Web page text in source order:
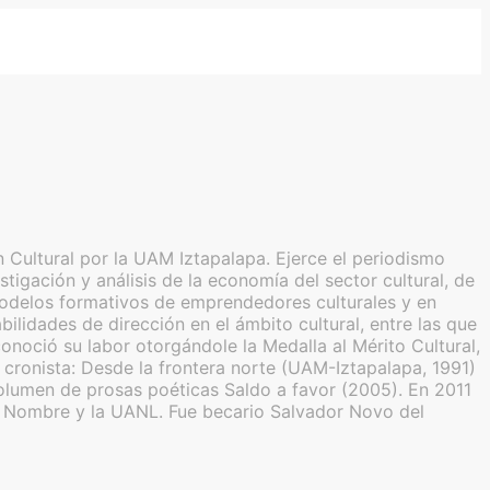
por la UAM Iztapalapa. Ejerce el periodismo
y análisis de la economía del sector cultural, de
formativos de emprendedores culturales y en
de dirección en el ámbito cultural, entre las que
su labor otorgándole la Medalla al Mérito Cultural,
Desde la frontera norte (UAM-Iztapalapa, 1991)
de prosas poéticas Saldo a favor (2005). En 2011
y la UANL. Fue becario Salvador Novo del